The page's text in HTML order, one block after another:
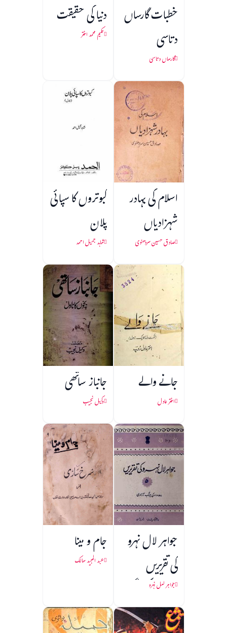
خطبات گارساں
دتاسی
گارساں دتاسی
دنیا کی حقیقت
حکیم محمد اختر
اسلام کی بہادر
شہزادیاں
صادق حسین سردھنوی
کبوتروں کا سپائی
پلان
شاہد جمیل احمد
جانے والے
اختر عادل
جانباز ساتھی
وکیل نجیب
جواہر لال نہرو
کی تقریریں
(1857 کی جنگ
آزادی)
جواہر لعل نہرو
جام و مینا
عبد المجید سالک